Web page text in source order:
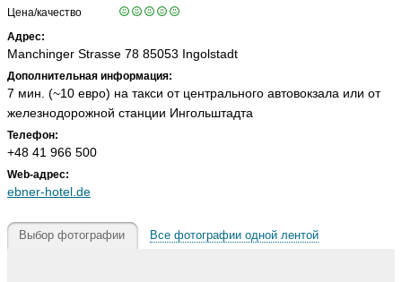
Цена/качество
Адрес:
Manchinger Strasse 78 85053 Ingolstadt
Дополнительная информация:
7 мин. (~10 евро) на такси от центрального автовокзала или от
железнодорожной станции Ингольштадта
Телефон:
+48 41 966 500
Web-адрес:
ebner-hotel.de
Выбор фотографии Все фотографии одной лентой